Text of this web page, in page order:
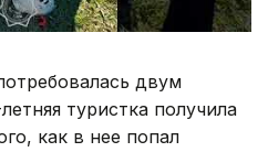
двум
туристка получила
как в нее попал